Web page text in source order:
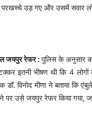
परखच्चे उड़ गए और उसमें सवार
जयपुर रेफर :पुलिस के अनुसार
इतनी भीषण थी कि 4
डॉ. विनोद मीणा ने बताया कि
पर उसे जयपुर रेफर किया गया,